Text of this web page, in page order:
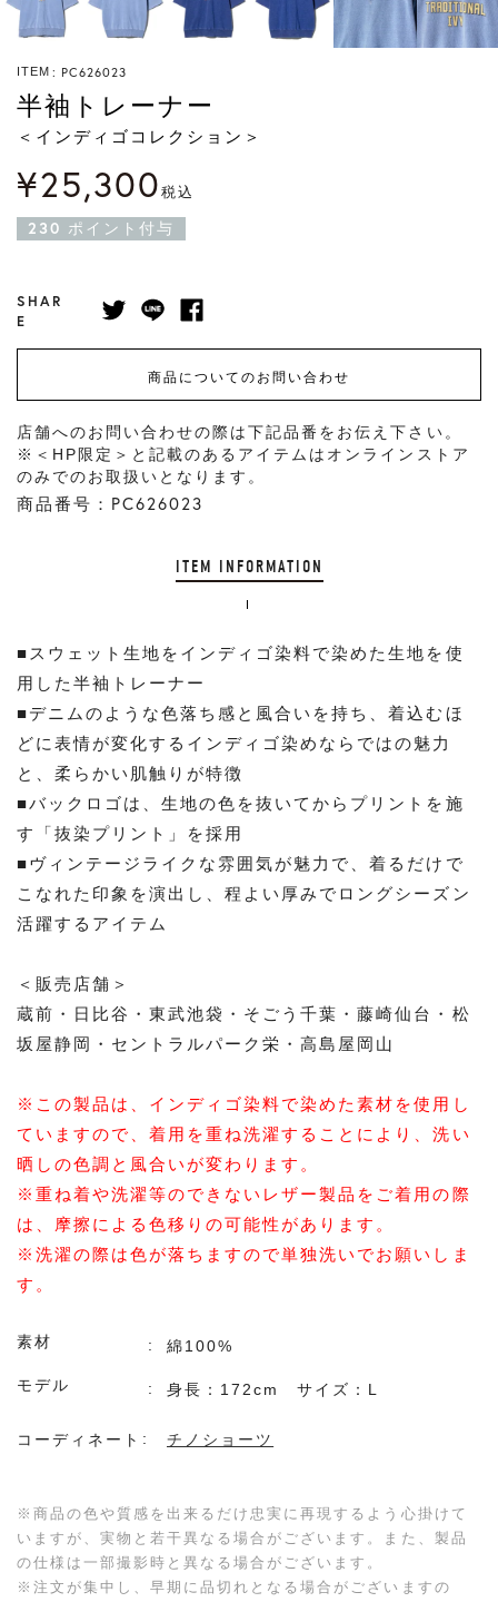
ITEM PC626023
半袖トレーナー
＜インディゴコレクション＞
¥25,300税込
230 ポイント付与
SHAR
E
商品についてのお問い合わせ
店舗へのお問い合わせの際は下記品番をお伝え下さい。
※＜HP限定＞と記載のあるアイテムはオンラインストア
のみでのお取扱いとなります。
商品番号：PC626023
ITEM INFORMATION
■スウェット生地をインディゴ染料で染めた生地を使
用した半袖トレーナー
■デニムのような色落ち感と風合いを持ち、着込むほ
どに表情が変化するインディゴ染めならではの魅力
と、柔らかい肌触りが特徴
■バックロゴは、生地の色を抜いてからプリントを施
す「抜染プリント」を採用
■ヴィンテージライクな雰囲気が魅力で、着るだけで
こなれた印象を演出し、程よい厚みでロングシーズン
活躍するアイテム
＜販売店舗＞
蔵前・日比谷・東武池袋・そごう千葉・藤崎仙台・松
坂屋静岡・セントラルパーク栄・高島屋岡山
※この製品は、インディゴ染料で染めた素材を使用し
ていますので、着用を重ね洗濯することにより、洗い
晒しの色調と風合いが変わります。
※重ね着や洗濯等のできないレザー製品をご着用の際
は、摩擦による色移りの可能性があります。
※洗濯の際は色が落ちますので単独洗いでお願いしま
す。
素材 綿100%
モデル 身長：172cm サイズ：L
コーディネート チノショーツ
※商品の色や質感を出来るだけ忠実に再現するよう心掛けて
いますが、実物と若干異なる場合がございます。また、製品
の仕様は一部撮影時と異なる場合がございます。
※注文が集中し、早期に品切れとなる場合がございますの